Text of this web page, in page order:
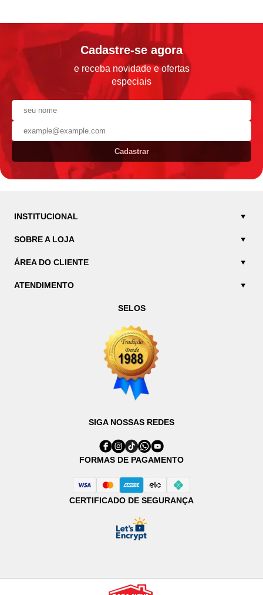
Cadastre-se agora
e receba novidade e ofertas
especiais
Cadastrar
INSTITUCIONAL
SOBRE A LOJA
ÁREA DO CLIENTE
ATENDIMENTO
SELOS
SIGA NOSSAS REDES
FORMAS DE PAGAMENTO
CERTIFICADO DE SEGURANÇA